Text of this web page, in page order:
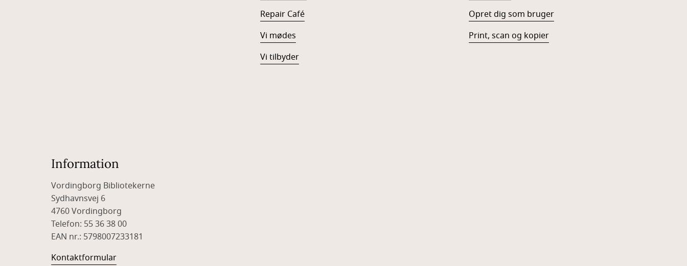
Repair Café
Vi mødes
Vi tilbyder
Opret dig som bruger
Print, scan og kopier
Information
Vordingborg Bibliotekerne
Sydhavnsvej 6
4760 Vordingborg
Telefon: 55 36 38 00
EAN nr.: 5798007233181
Kontaktformular